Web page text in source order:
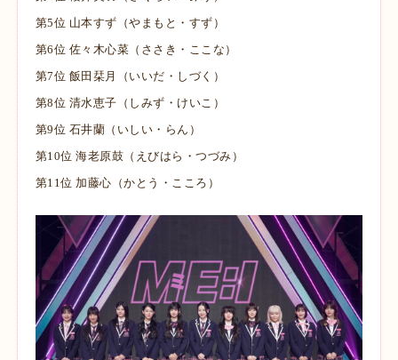
第5位 山本すず（やまもと・すず）
第6位 佐々木心菜（ささき・ここな）
第7位 飯田栞月（いいだ・しづく）
第8位 清水恵子（しみず・けいこ）
第9位 石井蘭（いしい・らん）
第10位 海老原鼓（えびはら・つづみ）
第11位 加藤心（かとう・こころ）